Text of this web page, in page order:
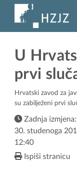
U
prvi
Hrvatski zavod za
su zabilježeni prvi
Zadnja izmjena:
30. studenoga
12:40
Ispiši stranicu